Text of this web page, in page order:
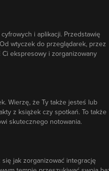
i aplikacji. Przedstawię
wtyczek do przeglądarek, przez
ekspresowy i zorganizowany
Wierzę, że Ty także jesteś lub
z książek czy spotkań. To także
skutecznego notowania.
jak zorganizować integrację